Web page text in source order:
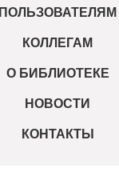
ПОЛЬЗОВАТЕЛЯМ
КОЛЛЕГАМ
О БИБЛИОТЕКЕ
НОВОСТИ
КОНТАКТЫ